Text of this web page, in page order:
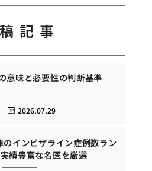
記事
意味と必要性の判断基準
2026.07.29
のインビザライン症例数ラン
績豊富な名医を厳選